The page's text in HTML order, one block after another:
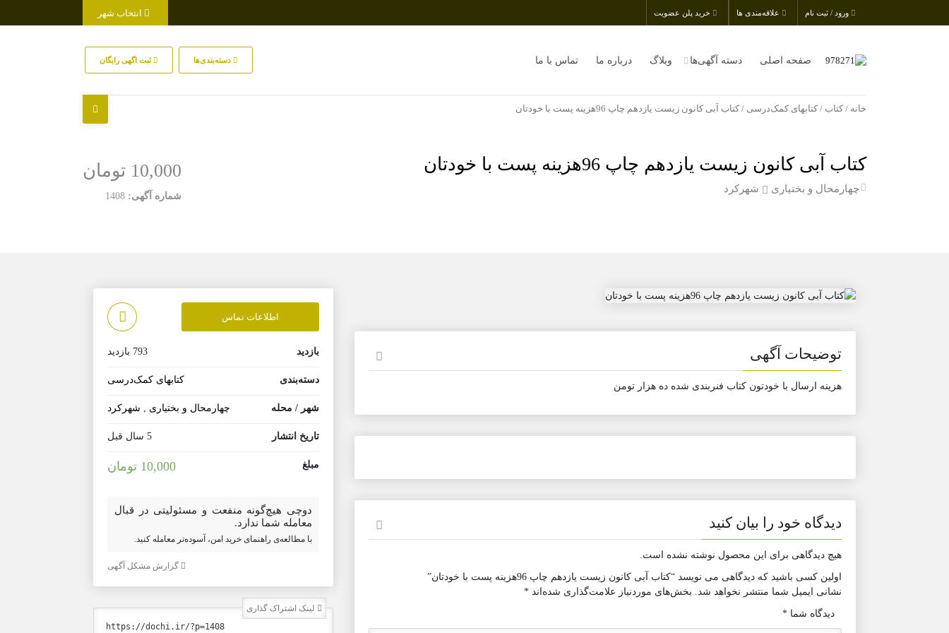
ورود / ثبت نام علاقه‌مندی ها خرید پلن عضویت
صفحه اصلی دسته آگهی‌ها وبلاگ درباره ما تماس با ما دسته‌بندی‌ها ثبت اگهی رایگان
خانه / کتاب / کتابهای کمک‌درسی / کتاب آبی کانون زیست یازدهم چاپ 96هزینه پست با خودتان
کتاب آبی کانون زیست یازدهم چاپ 96هزینه پست با خودتان
چهارمحال و بختیاری شهرکرد
10,000 تومان
شماره آگهی: 1408
توضیحات آگهی
هزینه ارسال با خودتون کتاب فنربندی شده ده هزار تومن
دیدگاه خود را بیان کنید
هیچ دیدگاهی برای این محصول نوشته نشده است.
اولین کسی باشید که دیدگاهی می نویسد “کتاب آبی کانون زیست یازدهم چاپ 96هزینه پست با خودتان”
نشانی ایمیل شما منتشر نخواهد شد.
بخش‌های موردنیاز علامت‌گذاری شده‌اند *
دیدگاه شما *
اطلاعات تماس
بازدید 793 بازدید
دسته‌بندی کتابهای کمک‌درسی
شهر / محله چهارمحال و بختیاری شهرکرد
تاریخ انتشار 5 سال قبل
مبلغ 10,000 تومان
دوچی هیچ‌گونه منفعت و مسئولیتی در قبال
معامله شما ندارد.
با مطالعه‌ی راهنمای خرید امن، آسوده‌تر معامله کنید.
گزارش مشکل آگهی
لینک اشتراک گذاری